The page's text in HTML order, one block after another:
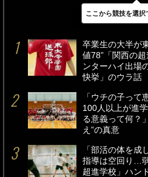
最新 24時間
卒業生の大半が
値78”「関西の
ンターハイ出場
快挙」のウラ話
「ウチの子って
100人以上が進
る意義って何？
え”の真意
「部活の体を成
指導は空回り…
超進学校」ハン
ここから競技を選択